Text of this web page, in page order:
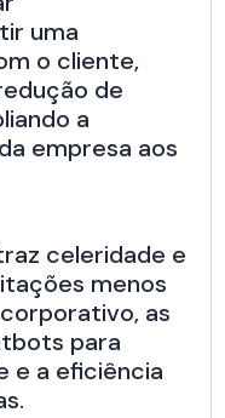
uma
o cliente,
de
a
empresa aos
celeridade e
menos
as
para
e a eficiência